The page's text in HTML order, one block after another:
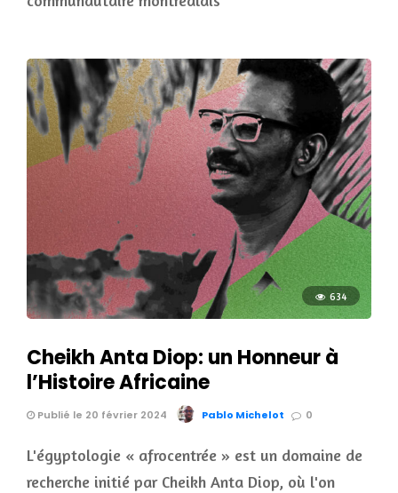
634
Cheikh Anta Diop: un Honneur à
l’Histoire Africaine
Publié le 20 février 2024 Pablo Michelot 0
L'égyptologie « afrocentrée » est un domaine de
recherche initié par Cheikh Anta Diop, où l'on